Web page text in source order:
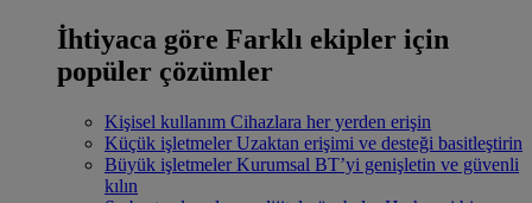
İhtiyaca göre Farklı ekipler için
popüler çözümler
Kişisel kullanım Cihazlara her yerden erişin
Küçük işletmeler Uzaktan erişimi ve desteği basitleştirin
Büyük işletmeler Kurumsal BT’yi genişletin ve güvenli
kılın